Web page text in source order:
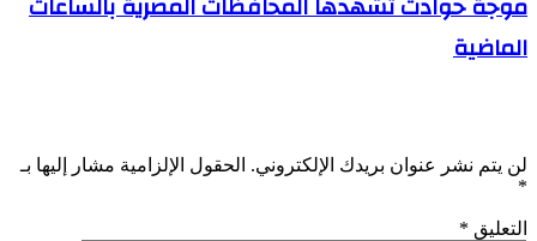
الماضية
لن يتم نشر عنوان بريدك الإلكتروني. الحقول الإلزامية مشار إليها بـ
*
التعليق *